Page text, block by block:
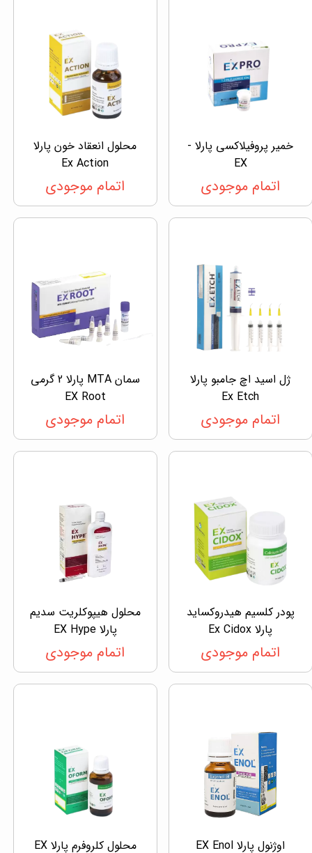
خمیر پروفیلاکسی پارلا -
EX
اتمام موجودی
محلول انعقاد خون پارلا
Ex Action
اتمام موجودی
ژل اسید اچ جامبو پارلا
Ex Etch
اتمام موجودی
سمان MTA پارلا 2 گرمی
EX Root
اتمام موجودی
پودر کلسیم هیدروکساید
پارلا Ex Cidox
اتمام موجودی
محلول هیپوکلریت سدیم
پارلا EX Hype
اتمام موجودی
اوژنول پارلا EX Enol محلول کلروفرم پارلا EX